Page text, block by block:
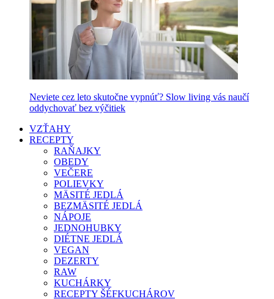
Neviete cez leto skutočne vypnúť? Slow living vás naučí
oddychovať bez výčitiek
VZŤAHY
RECEPTY
RAŇAJKY
OBEDY
VEČERE
POLIEVKY
MÄSITÉ JEDLÁ
BEZMÄSITÉ JEDLÁ
NÁPOJE
JEDNOHUBKY
DIÉTNE JEDLÁ
VEGAN
DEZERTY
RAW
KUCHÁRKY
RECEPTY ŠÉFKUCHÁROV